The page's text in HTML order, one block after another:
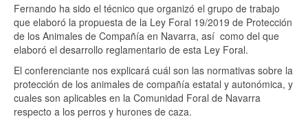
Fernando ha sido el técnico que organizó el grupo de trabajo
que elaboró la propuesta de la Ley Foral 19/2019 de Protección
de los Animales de Compañía en Navarra, así como del que
elaboró el desarrollo reglamentario de esta Ley Foral.
El conferenciante nos explicará cuál son las normativas sobre la
protección de los animales de compañía estatal y autonómica, y
cuales son aplicables en la Comunidad Foral de Navarra
respecto a los perros y hurones de caza.